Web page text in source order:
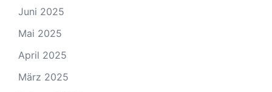
Juni 2025
Mai 2025
April 2025
März 2025